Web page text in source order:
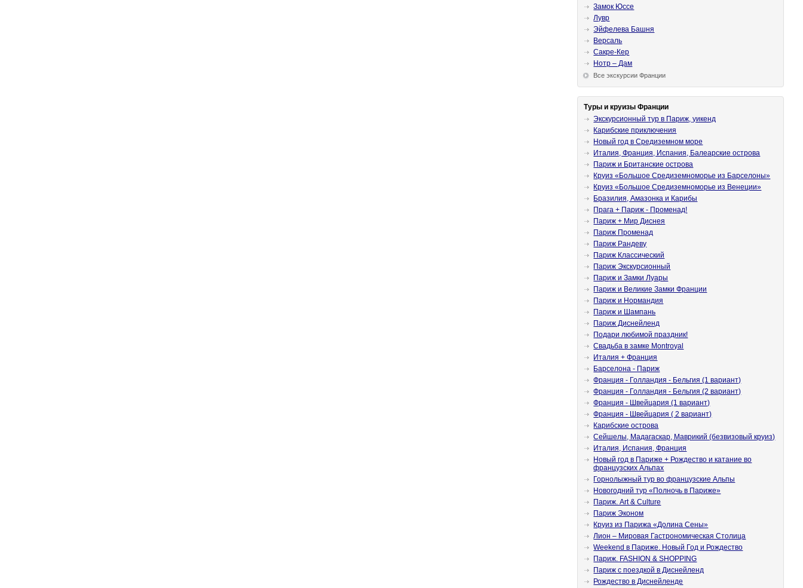
Замок Юссе
Лувр
Эйфелева Башня
Версаль
Сакре-Кер
Нотр – Дам
Все экскурсии Франции
Туры и круизы Франции
Экскурсионный тур в Париж, уикенд
Карибские приключения
Новый год в Средиземном море
Италия, Франция, Испания, Балеарские острова
Париж и Британские острова
Круиз «Большое Средиземноморье из Барселоны»
Круиз «Большое Средиземноморье из Венеции»
Бразилия, Амазонка и Карибы
Прага + Париж - Променад!
Париж + Мир Диснея
Париж Променад
Париж Рандеву
Париж Классический
Париж Экскурсионный
Париж и Замки Луары
Париж и Великие Замки Франции
Париж и Нормандия
Париж и Шампань
Париж Диснейленд
Подари любимой праздник!
Свадьба в замке Montroyal
Италия + Франция
Барселона - Париж
Франция - Голландия - Бельгия (1 вариант)
Франция - Голландия - Бельгия (2 вариант)
Франция - Швейцария (1 вариант)
Франция - Швейцария ( 2 вариант)
Карибские острова
Сейшелы, Мадагаскар, Маврикий (безвизовый круиз)
Италия, Испания, Франция
Новый год в Париже + Рождество и катание во
французских Альпах
Горнолыжный тур во французские Альпы
Новогодний тур «Полночь в Париже»
Париж. Art & Culture
Париж Эконом
Круиз из Парижа «Долина Сены»
Лион – Мировая Гастрономическая Столица
Weekend в Париже. Новый Год и Рождество
Париж. FASHION & SHOPPING
Париж с поездкой в Диснейленд
Рождество в Диснейленде